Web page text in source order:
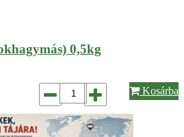
0,5kg
Kosárba